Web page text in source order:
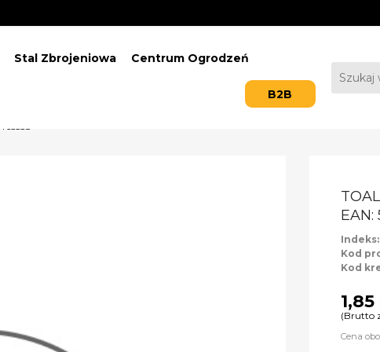
Stal Zbrojeniowa Centrum Ogrodzeń
B2B
EAN:
Indeks:
Kod
Kod
1,85
(Brutto
Cena